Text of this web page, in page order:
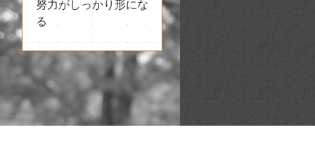
努力がしっかり形にな
る